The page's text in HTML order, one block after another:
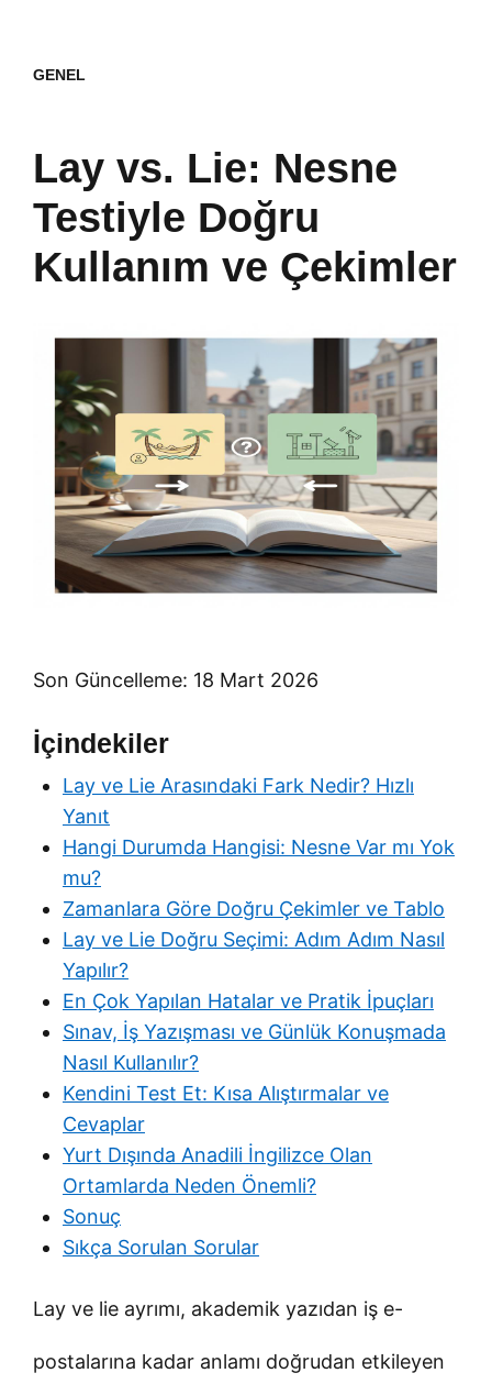
GENEL
Lay vs. Lie: Nesne
Testiyle Doğru
Kullanım ve Çekimler
Son Güncelleme: 18 Mart 2026
İçindekiler
Lay ve Lie Arasındaki Fark Nedir? Hızlı
Yanıt
Hangi Durumda Hangisi: Nesne Var mı Yok
mu?
Zamanlara Göre Doğru Çekimler ve Tablo
Lay ve Lie Doğru Seçimi: Adım Adım Nasıl
Yapılır?
En Çok Yapılan Hatalar ve Pratik İpuçları
Sınav, İş Yazışması ve Günlük Konuşmada
Nasıl Kullanılır?
Kendini Test Et: Kısa Alıştırmalar ve
Cevaplar
Yurt Dışında Anadili İngilizce Olan
Ortamlarda Neden Önemli?
Sonuç
Sıkça Sorulan Sorular
Lay ve lie ayrımı, akademik yazıdan iş e-
postalarına kadar anlamı doğrudan etkileyen